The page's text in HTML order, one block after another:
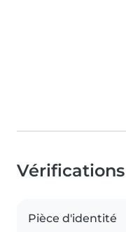
Vérifications
Pièce d'identité